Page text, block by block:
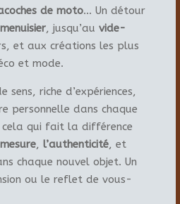
de moto… Un détour
, jusqu’au vide-
et aux créations les plus
et mode.
sens, riche d’expériences,
personnelle dans chaque
cela qui fait la différence
, l’authenticité, et
chaque nouvel objet. Un
ou le reflet de vous-